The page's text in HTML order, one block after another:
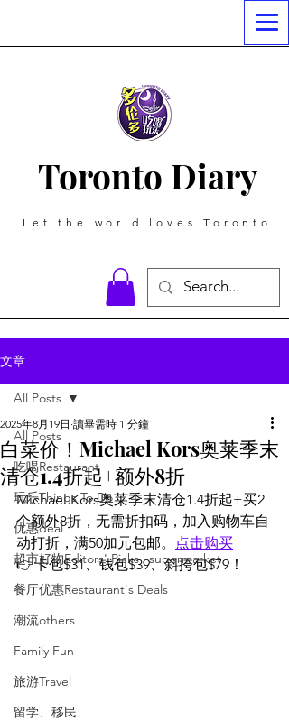
Toronto Diary
Let the world loves Toronto
文章
All Posts
吃喝Restaurant
玩乐Things To Do
优惠deal
超市好物Editors' Picks | supermarket
餐厅优惠Restaurant's Deals
潮流others
Family Fun
旅游Travel
留学、移民
All Posts
白菜价！Michael Kors奥莱季末
清仓1.4折起+额外8折
2025年8月19日 讀畢需時 1 分鐘
Michael Kors奥莱季末清仓1.4折起+买2
个额外8折，无需折扣码，加入购物车自
动打折，满50加元包邮。
点击购买
👉卡包$31、钱包$39、斜挎包$79！